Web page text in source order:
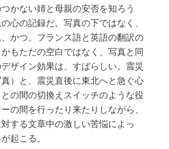
かない姉と母親の安否を知ろう
心の記録だ。写真の下ではなく、
かつ、フランス語と英語の翻訳の
もただの空白ではなく、写真と同
ザイン効果は、すばらしい。震災
）と、震災直後に東北へと急ぐ心
の間の切換えスイッチのような役
の間を行ったり来たりしながら、
する文章中の激しい苦悩によっ
起こる。